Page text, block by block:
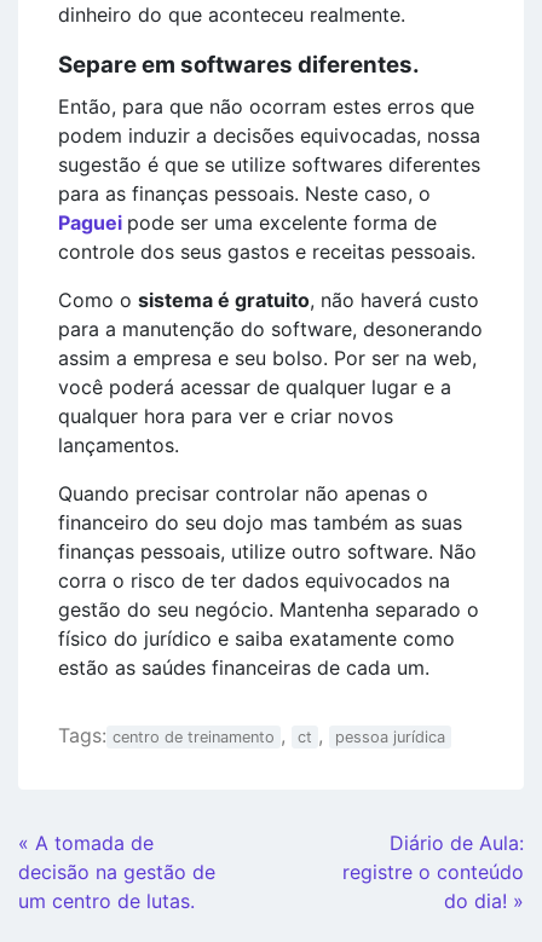
dinheiro do que aconteceu realmente.
Separe em softwares diferentes.
Então, para que não ocorram estes erros que
podem induzir a decisões equivocadas, nossa
sugestão é que se utilize softwares diferentes
para as finanças pessoais. Neste caso, o
Paguei pode ser uma excelente forma de
controle dos seus gastos e receitas pessoais.
Como o sistema é gratuito, não haverá custo
para a manutenção do software, desonerando
assim a empresa e seu bolso. Por ser na web,
você poderá acessar de qualquer lugar e a
qualquer hora para ver e criar novos
lançamentos.
Quando precisar controlar não apenas o
financeiro do seu dojo mas também as suas
finanças pessoais, utilize outro software. Não
corra o risco de ter dados equivocados na
gestão do seu negócio. Mantenha separado o
físico do jurídico e saiba exatamente como
estão as saúdes financeiras de cada um.
Tags: centro de treinamento , ct , pessoa jurídica
Continue
Lendo
« A tomada de
decisão na gestão de
um centro de lutas.
Diário de Aula:
registre o conteúdo
do dia! »